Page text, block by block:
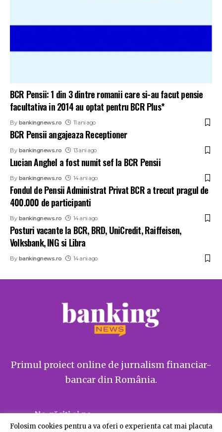
BCR Pensii: 1 din 3 dintre romanii care si-au facut pensie
facultativa in 2014 au optat pentru BCR Plus*
By bankingnews.ro 11 ani ago
BCR Pensii angajeaza Receptioner
By bankingnews.ro 13 ani ago
Lucian Anghel a fost numit sef la BCR Pensii
By bankingnews.ro 14 ani ago
Fondul de Pensii Administrat Privat BCR a trecut pragul de
400.000 de participanti
By bankingnews.ro 14 ani ago
Posturi vacante la BCR, BRD, UniCredit, Raiffeisen,
Volksbank, ING si Libra
By bankingnews.ro 14 ani ago
Primul proiect online de jurnalism financiar-
bancar din România.
Ne găsiți și pe
Folosim cookies pentru a va oferi o experienta cat mai placuta